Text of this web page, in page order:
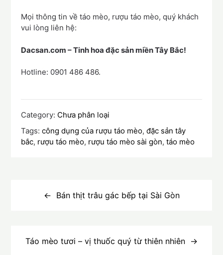
Mọi thông tin về táo mèo, rượu táo mèo, quý khách
vui lòng liên hệ:
Dacsan.com – Tinh hoa đặc sản miền Tây Bắc!
Hotline: 0901 486 486.
Category: Chưa phân loại
Tags:công dụng của rượu táo mèo,đặc sản tây
bắc, rượu táo mèo, rượu táo mèo sài gòn,táo mèo
Bán thịt trâu gác bếp tại Sài Gòn
Táo mèo tươi – vị thuốc quý từ thiên nhiên